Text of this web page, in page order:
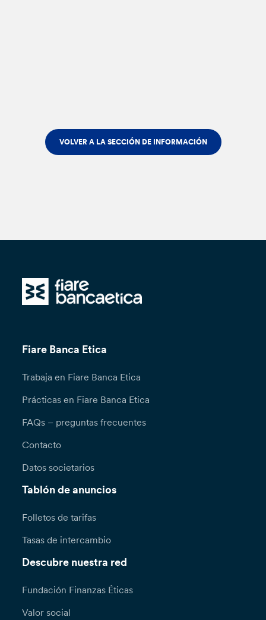
VOLVER A LA SECCIÓN DE INFORMACIÓN
Fiare Banca Etica
Trabaja en Fiare Banca Etica
Prácticas en Fiare Banca Etica
FAQs – preguntas frecuentes
Contacto
Datos societarios
Tablón de anuncios
Folletos de tarifas
Tasas de intercambio
Descubre nuestra red
Fundación Finanzas Éticas
Valor social